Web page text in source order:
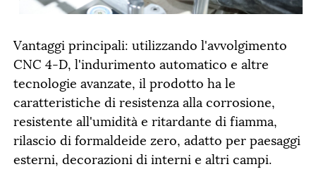
Vantaggi principali: utilizzando l'avvolgimento
CNC 4-D, l'indurimento automatico e altre
tecnologie avanzate, il prodotto ha le
caratteristiche di resistenza alla corrosione,
resistente all'umidità e ritardante di fiamma,
rilascio di formaldeide zero, adatto per paesaggi
esterni, decorazioni di interni e altri campi.